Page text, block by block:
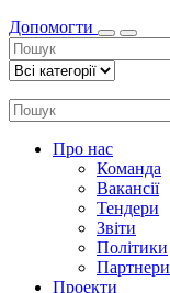
Допомогти
Про нас
Команда
Вакансії
Тендери
Звіти
Політики
Партнери
Проекти